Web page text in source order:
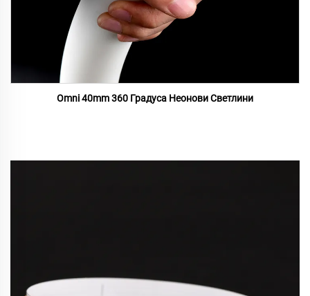
Omni 40mm 360 Градуса Неонови Светлини